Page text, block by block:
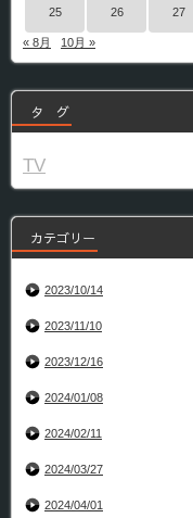
25 26 27
« 8月 10月 »
タ グ
TV
カテゴリー
2023/10/14
2023/11/10
2023/12/16
2024/01/08
2024/02/11
2024/03/27
2024/04/01